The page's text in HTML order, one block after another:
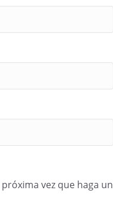
vez que haga un